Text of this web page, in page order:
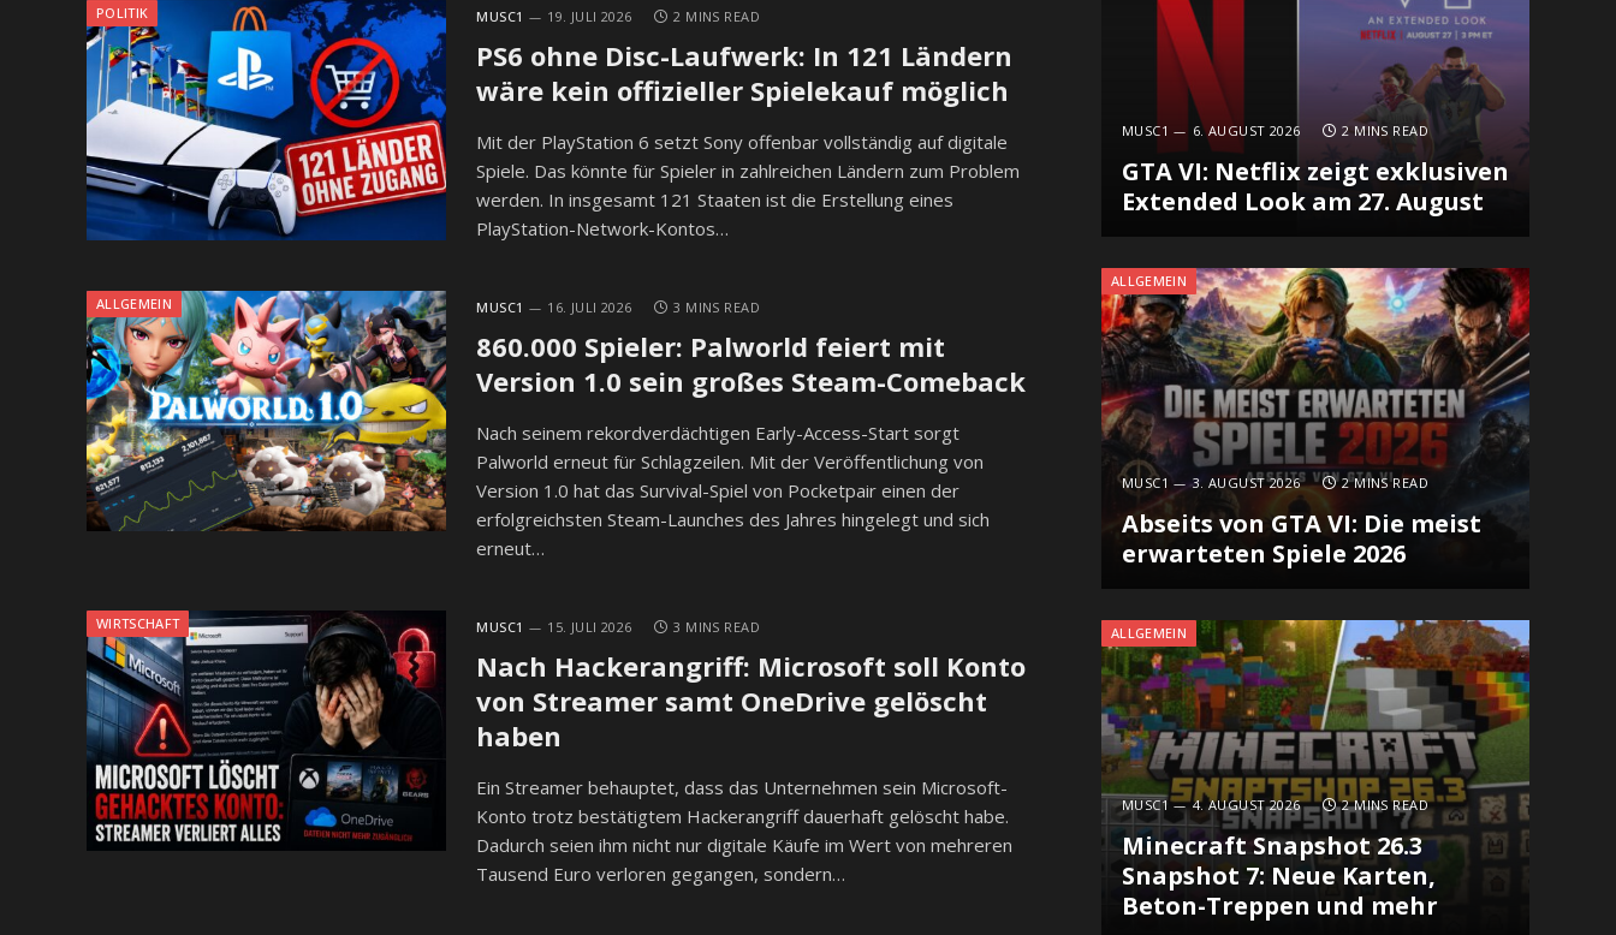
POLITIK MUSC1 19. JULI 2026 2 MINS READ
PS6 ohne Disc-Laufwerk: In 121 Ländern
wäre kein offizieller Spielekauf möglich
Mit der PlayStation 6 setzt Sony offenbar vollständig auf digitale
Spiele. Das könnte für Spieler in zahlreichen Ländern zum Problem
werden. In insgesamt 121 Staaten ist die Erstellung eines
PlayStation-Network-Kontos…
ALLGEMEIN MUSC1 16. JULI 2026 3 MINS READ
860.000 Spieler: Palworld feiert mit
Version 1.0 sein großes Steam-Comeback
Nach seinem rekordverdächtigen Early-Access-Start sorgt
Palworld erneut für Schlagzeilen. Mit der Veröffentlichung von
Version 1.0 hat das Survival-Spiel von Pocketpair einen der
erfolgreichsten Steam-Launches des Jahres hingelegt und sich
erneut…
WIRTSCHAFT MUSC1 15. JULI 2026 3 MINS READ
Nach Hackerangriff: Microsoft soll Konto
von Streamer samt OneDrive gelöscht
haben
Ein Streamer behauptet, dass das Unternehmen sein Microsoft-
Konto trotz bestätigtem Hackerangriff dauerhaft gelöscht habe.
Dadurch seien ihm nicht nur digitale Käufe im Wert von mehreren
Tausend Euro verloren gegangen, sondern…
MUSC1 6. AUGUST 2026 2 MINS READ
GTA VI: Netflix zeigt exklusiven
Extended Look am 27. August
ALLGEMEIN
MUSC1 3. AUGUST 2026 2 MINS READ
Abseits von GTA VI: Die meist
erwarteten Spiele 2026
ALLGEMEIN
MUSC1 4. AUGUST 2026 2 MINS READ
Minecraft Snapshot 26.3
Snapshot 7: Neue Karten,
Beton-Treppen und mehr